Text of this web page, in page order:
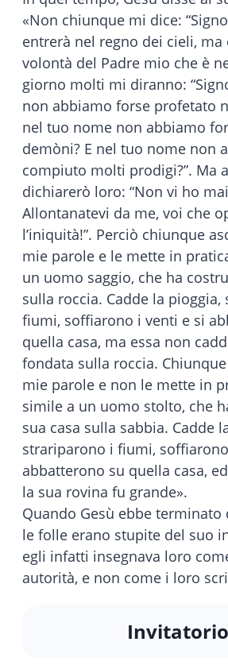
«Non chiunque mi dice:
entrerà nel regno dei cieli, ma
volontà del Padre mio che è
giorno molti mi diranno:
non abbiamo forse profetato
nel tuo nome non abbiamo
demòni? E nel tuo nome non
compiuto molti prodigi?”. Ma
dichiarerò loro: “Non vi ho
Allontanatevi da me, voi che
l’iniquità!”. Perciò chiunque
mie parole e le mette in
un uomo saggio, che ha
sulla roccia. Cadde la
fiumi, soffiarono i venti e si
quella casa, ma essa non
fondata sulla roccia.
mie parole e non le mette in
simile a un uomo stolto, che
sua casa sulla sabbia. Cadde
strariparono i fiumi,
abbatterono su quella casa,
la sua rovina fu grande».
Quando Gesù ebbe terminato
le folle erano stupite del suo
egli infatti insegnava loro
autorità, e non come i loro
Invitatorio